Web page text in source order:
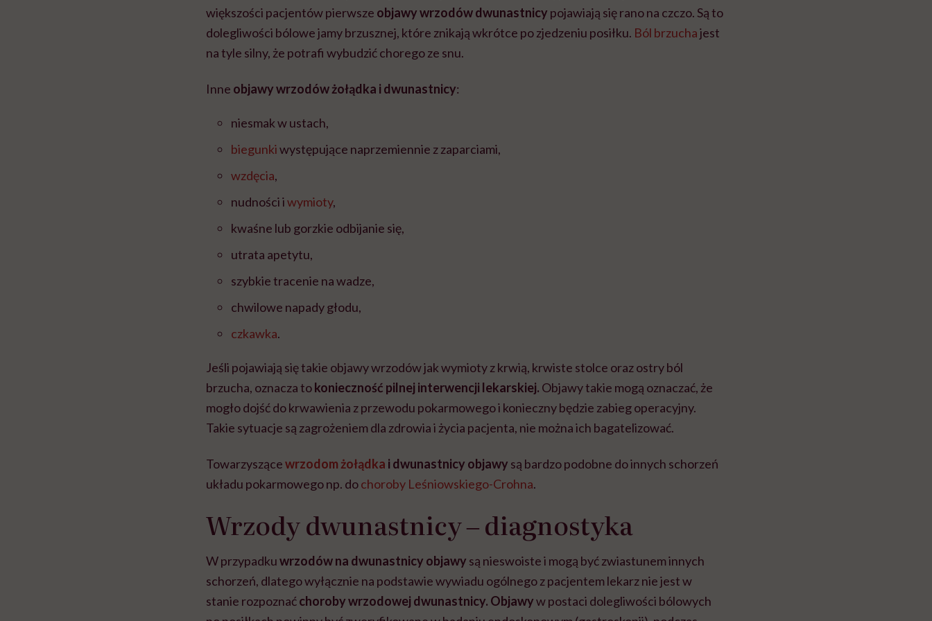
większości pacjentów pierwsze objawy wrzodów dwunastnicy pojawiają się rano na czczo. Są to
dolegliwości bólowe jamy brzusznej, które znikają wkrótce po zjedzeniu posiłku. Ból brzuchajest
na tyle silny, że potrafi wybudzić chorego ze snu.
Inne objawy wrzodów żołądka i dwunastnicy:
niesmak w ustach,
biegunkiwystępujące naprzemiennie z zaparciami,
wzdęcia,
nudności iwymioty,
kwaśne lub gorzkie odbijanie się,
utrata apetytu,
szybkie tracenie na wadze,
chwilowe napady głodu,
czkawka.
Jeśli pojawiają się takie objawy wrzodów jak wymioty z krwią, krwiste stolce oraz ostry ból
brzucha, oznacza tokonieczność pilnej interwencji lekarskiej. Objawy takie mogą oznaczać, że
mogło dojść do krwawienia z przewodu pokarmowego i konieczny będzie zabieg operacyjny.
Takie sytuacje są zagrożeniem dla zdrowia i życia pacjenta, nie można ich bagatelizować.
Towarzyszącewrzodom żołądka i dwunastnicy objawy są bardzo podobne do innych schorzeń
układu pokarmowego np. dochoroby Leśniowskiego-Crohna.
Wrzody dwunastnicy ‒ diagnostyka
W przypadkuwrzodów na dwunastnicy objawy są nieswoiste i mogą być zwiastunem innych
schorzeń, dlatego wyłącznie na podstawie wywiadu ogólnego z pacjentem lekarz nie jest w
stanie rozpoznaćchoroby wrzodowej dwunastnicy. Objawyw postaci dolegliwości bólowych